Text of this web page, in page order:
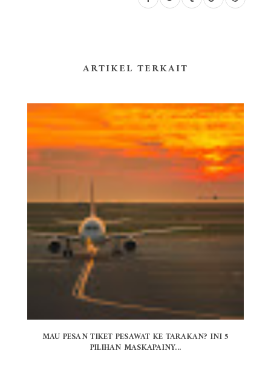
ARTIKEL TERKAIT
MAU PESAN TIKET PESAWAT KE TARAKAN? INI 5
PILIHAN MASKAPAINY...